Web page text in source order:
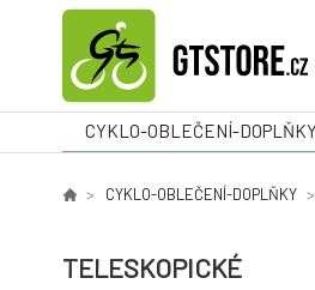
CYKLO-OBLEČENÍ-DOPLŇKY
CYKLO-OBLEČENÍ-DOPLŇKY
TELESKOPICKÉ